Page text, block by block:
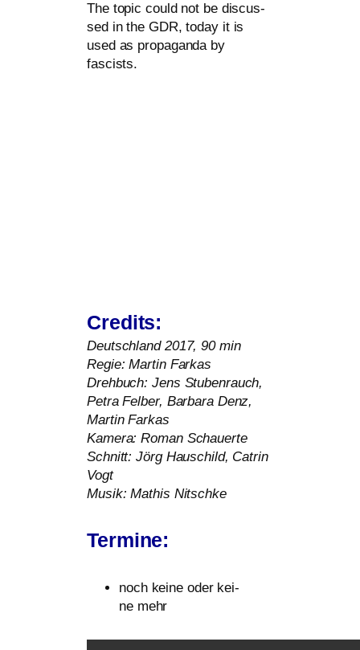
The topic could not be dis­cus­
sed in the GDR, today it is
used as pro­pa­gan­da by
fascists.
Credits:
Deutschland 2017, 90 min
Regie: Martin Farkas
Drehbuch: Jens Stubenrauch,
Petra Felber, Barbara Denz,
Martin Farkas
Kamera: Roman Schauerte
Schnitt: Jörg Hauschild, Catrin
Vogt
Musik: Mathis Nitschke
Termine:
noch kei­ne oder kei­
ne mehr